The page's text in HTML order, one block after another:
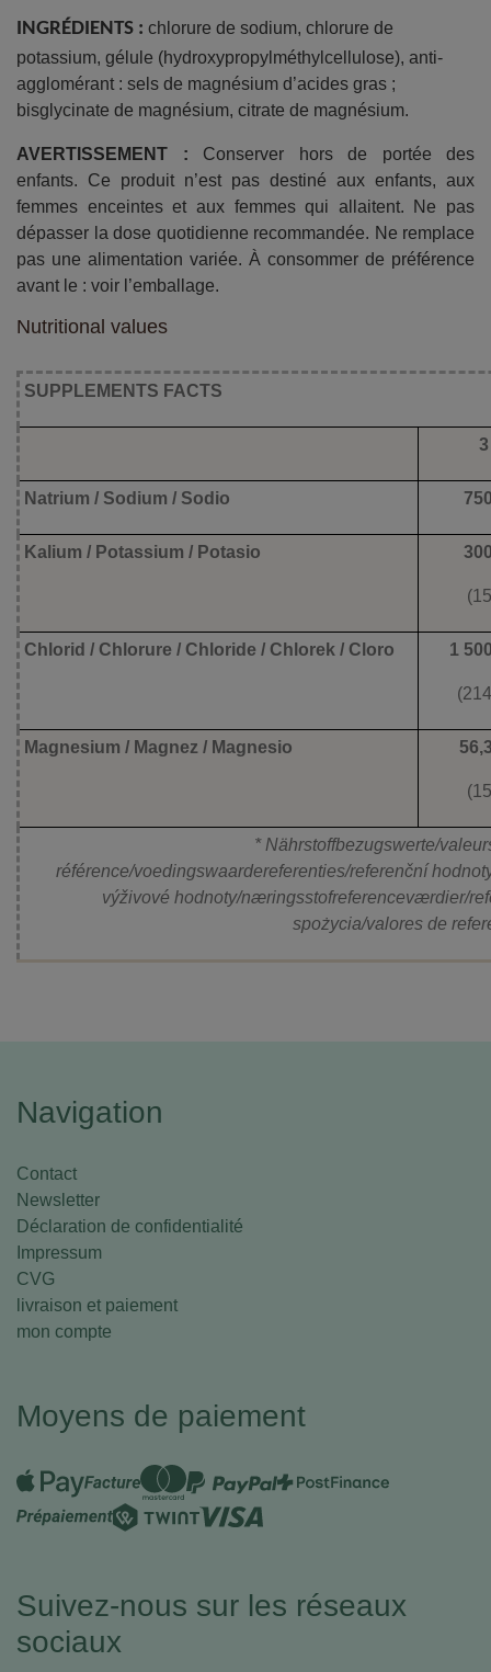
INGRÉDIENTS : chlorure de sodium, chlorure de
potassium, gélule (hydroxypropylméthylcellulose), anti-
agglomérant : sels de magnésium d’acides gras ;
bisglycinate de magnésium, citrate de magnésium.
AVERTISSEMENT : Conserver hors de portée des
enfants. Ce produit n’est pas destiné aux enfants, aux
femmes enceintes et aux femmes qui allaitent. Ne pas
dépasser la dose quotidienne recommandée. Ne remplace
pas une alimentation variée. À consommer de préférence
avant le : voir l’emballage.
Nutritional values
SUPPLEMENTS FACTS
Natrium / Sodium / Sodio
Kalium / Potassium / Potasio
Chlorid / Chlorure / Chloride / Chlorek / Cloro 1
Magnesium / Magnez / Magnesio
* Nährstoffbezugswerte/
référence/voedingswaardereferenties/referenční
výživové hodnoty/næringsstofreferenceværdier/
spożycia/valores de
Navigation
Contact
Newsletter
Déclaration de confidentialité
Impressum
CVG
livraison et paiement
mon compte
Moyens de paiement
Suivez-nous sur les réseaux
sociaux